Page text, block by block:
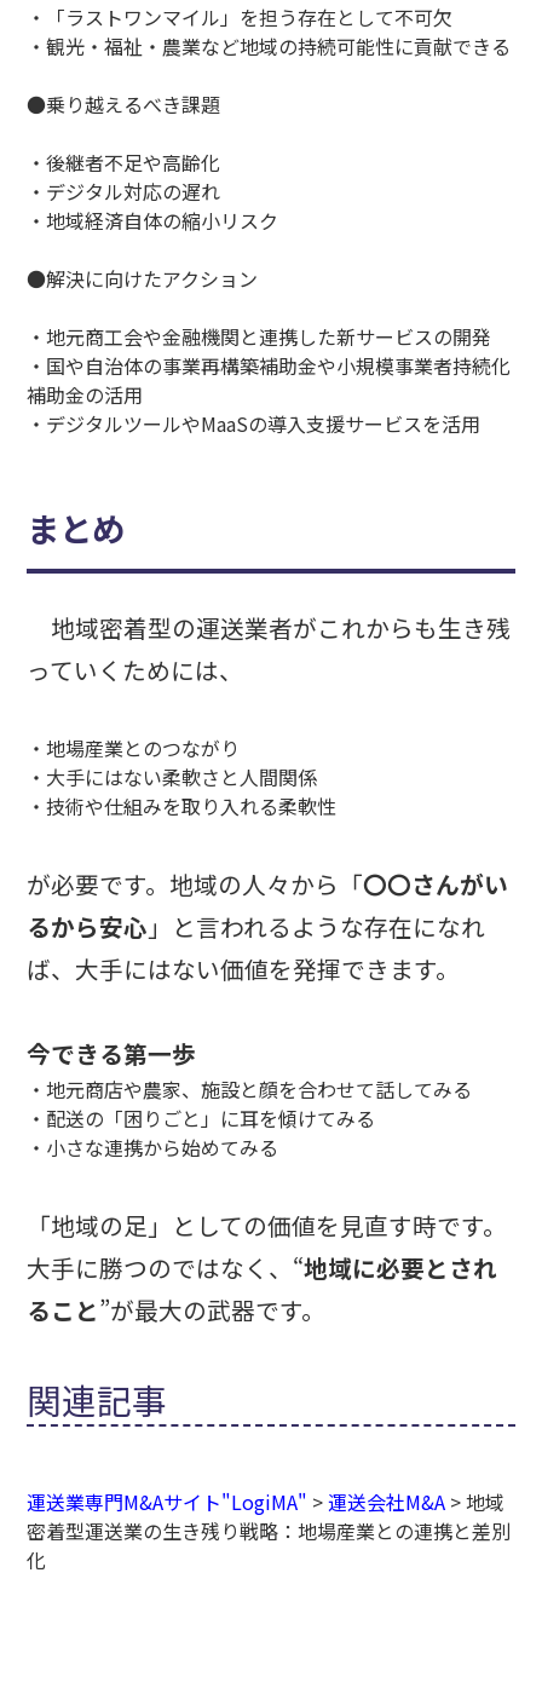
・「ラストワンマイル」を担う存在として不可欠
・観光・福祉・農業など地域の持続可能性に貢献できる
●乗り越えるべき課題
・後継者不足や高齢化
・デジタル対応の遅れ
・地域経済自体の縮小リスク
●解決に向けたアクション
・地元商工会や金融機関と連携した新サービスの開発
・国や自治体の事業再構築補助金や小規模事業者持続化
補助金の活用
・デジタルツールやMaaSの導入支援サービスを活用
まとめ
地域密着型の運送業者がこれからも生き残
っていくためには、
・地場産業とのつながり
・大手にはない柔軟さと人間関係
・技術や仕組みを取り入れる柔軟性
が必要です。地域の人々から「〇〇さんがい
るから安心 」と言われるような存在になれ
ば、大手にはない価値を発揮できます。
今できる第一歩
・地元商店や農家、施設と顔を合わせて話してみる
・配送の「困りごと」に耳を傾けてみる
・小さな連携から始めてみる
「地域の足」としての価値を見直す時です。
大手に勝つのではなく、“地域に必要とされ
ること”が最大の武器です。
関連記事
運送業専門M&Aサイト"LogiMA" >運送会社M&A >地域
密着型運送業の生き残り戦略：地場産業との連携と差別
化